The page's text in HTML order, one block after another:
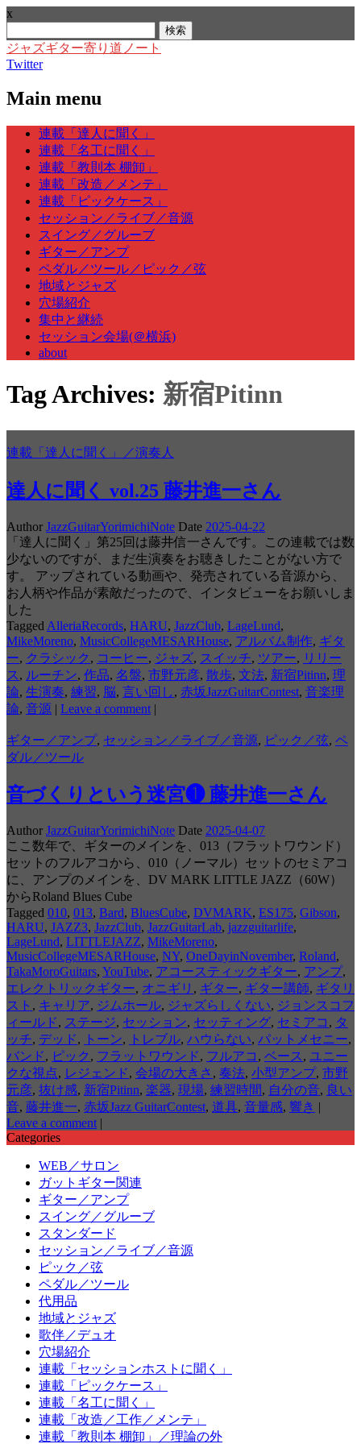
x
索:
ジャズギター寄り道ノート
Twitter
Main menu
Skip
content
連載「達人に聞く」
連載「名工に聞く」
連載「教則本 棚卸」
連載「改造／メンテ」
連載「ピックケース」
セッション／ライブ／音源
スイング／グルーブ
ギター／アンプ
ペダル／ツール／ピック／弦
地域とジャズ
穴場紹介
集中と継続
セッション会場(＠横浜)
about
Tag Archives: 新宿Pitinn
連載「達人に聞く」／演奏人
達人に聞く vol.25 藤井進一さん
Author JazzGuitarYorimichiNote Date 2025-04-22
「達人に聞く」第25回は藤井信一さんです。この連載では数
少ないのですが、まだ生演奏をお聴きしたことがない方で
す。 アップされている動画や、発売されている音源から、
お人柄や作品が素敵だったので、インタビューをお願いしま
した
Tagged AlleriaRecords, HARU, JazzClub, LageLund,
MikeMoreno, MusicCollegeMESARHouse, アルバム制作, ギタ
ー, クラシック , コーヒー, ジャズ, スイッチ, ツアー, リリー
ス , ルーチン, 作品, 名盤, 市野元彦, 散歩, 文法, 新宿Pitinn, 理
論, 生演奏, 練習, 脳, 言い回し, 赤坂JazzGuitarContest, 音楽理
論, 音源 | Leave a comment |
ギター／アンプ, セッション／ライブ／音源, ピック／弦, ペ
ダル／ツール
音づくりという迷宮❶ 藤井進一さん
Author JazzGuitarYorimichiNote Date 2025-04-07
ここ数年で、ギターのメインを、013（フラットワウンド）
セットのフルアコから、010（ノーマル）セットのセミアコ
に、アンプのメインを、DV MARK LITTLE JAZZ（60W）
からRoland Blues Cube
Tagged 010, 013, Bard, BluesCube, DVMARK, ES175, Gibson,
HARU, JAZZ3, JazzClub, JazzGuitarLab, jazzguitarlife,
LageLund, LITTLEJAZZ, MikeMoreno,
MusicCollegeMESARHouse, NY, OneDayinNovember, Roland,
TakaMoroGuitars, YouTube, アコースティックギター, アンプ,
エレクトリックギター, オニギリ , ギター, ギター講師, ギタリ
スト , キャリア, ジムホール, ジャズらしくない, ジョンスコフ
ィールド, ステージ, セッション, セッティング, セミアコ , タ
ッチ, デッド, トーン, トレブル, ハウらない, パットメセニー,
バンド, ピック , フラットワウンド, フルアコ , ベース , ユニー
クな視点, レジェンド, 会場の大きさ , 奏法, 小型アンプ, 市野
元彦, 抜け感, 新宿Pitinn, 楽器, 現場, 練習時間, 自分の音, 良い
音, 藤井進一, 赤坂Jazz GuitarContest, 道具, 音量感, 響き |
Leave a comment |
Categories
WEB／サロン
ガットギター関連
ギター／アンプ
スイング／グルーブ
スタンダード
セッション／ライブ／音源
ピック／弦
ペダル／ツール
代用品
地域とジャズ
歌伴／デュオ
穴場紹介
連載「セッションホストに聞く」
連載「ピックケース」
連載「名工に聞く」
連載「改造／工作／メンテ」
連載「教則本 棚卸」／理論の外